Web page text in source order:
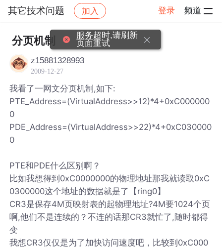
其它技术问题 加入 登录 频道
社区 其它技术问题 帖子详情
分页机制
z15881328993
2009-12-27
我看了一网文分页机制,如下:
PTE_Address=(VirtualAddress>>12)*4+0xC000000
0
PDE_Address=(VirtualAddress>>22)*4+0xC030000
0
PTE和PDE什么区别啊？
比如我想得到0xC0000000的物理地址那我就读取0xC
0300000这个地址的数据就是了【ring0】
CR3是保存4M页映射表的起物理地址?4M要1024个页
啊,他们不是连续的？不连的话那CR3就忙了,随时都得
变
我想CR3仅仅是为了加快访问速度吧，比较到0xC000
服务超时,请刷新
页面重试